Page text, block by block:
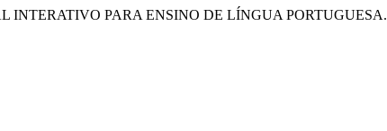
INTERATIVO PARA ENSINO DE LÍNGUA PORTUGUESA.